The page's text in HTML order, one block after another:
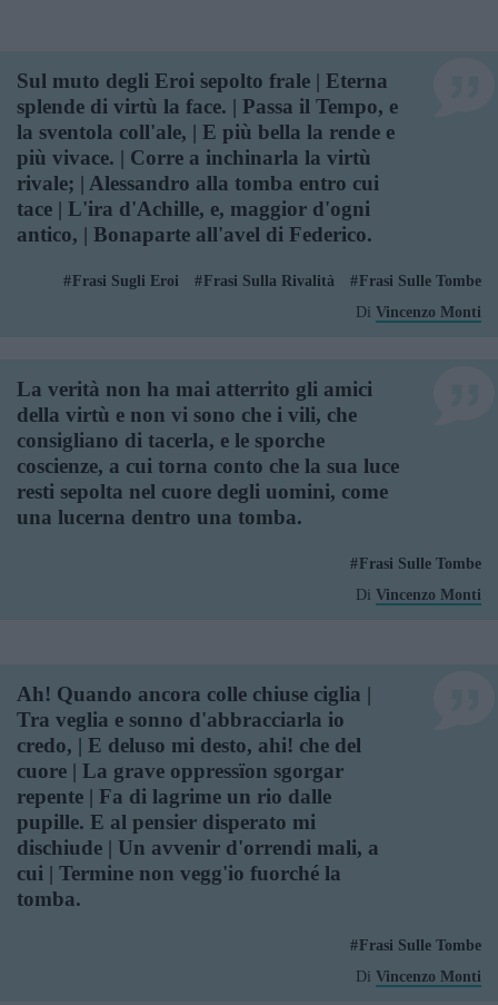
Sul muto degli Eroi sepolto frale | Eterna
splende di virtù la face. | Passa il Tempo, e
la sventola coll'ale, | E più bella la rende e
più vivace. | Corre a inchinarla la virtù
rivale; | Alessandro alla tomba entro cui
tace | L'ira d'Achille, e, maggior d'ogni
antico, | Bonaparte all'avel di Federico.
Frasi Sugli Eroi Frasi Sulla Rivalità
Frasi Sulle Tombe
Di Vincenzo Monti
La verità non ha mai atterrito gli amici
della virtù e non vi sono che i vili, che
consigliano di tacerla, e le sporche
coscienze, a cui torna conto che la sua luce
resti sepolta nel cuore degli uomini, come
una lucerna dentro una tomba.
Frasi Sulle Tombe
Di Vincenzo Monti
Ah! Quando ancora colle chiuse ciglia |
Tra veglia e sonno d'abbracciarla io
credo, | E deluso mi desto, ahi! che del
cuore | La grave oppressïon sgorgar
repente | Fa di lagrime un rio dalle
pupille. E al pensier disperato mi
dischiude | Un avvenir d'orrendi mali, a
cui | Termine non vegg'io fuorché la
tomba.
Frasi Sulle Tombe
Di Vincenzo Monti